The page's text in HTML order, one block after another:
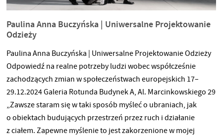
Paulina Anna Buczyńska | Uniwersalne Projektowanie
Odzieży
Paulina Anna Buczyńska | Uniwersalne Projektowanie Odzieży
Odpowiedź na realne potrzeby ludzi wobec współcześnie
zachodzących zmian w społeczeństwach europejskich 17–
29.12.2024 Galeria Rotunda Budynek A, Al. Marcinkowskiego 29
„Zawsze staram się w taki sposób myśleć o ubraniach, jak
o obiektach budujących przestrzeń przez ruch i działanie
z ciałem. Zapewne myślenie to jest zakorzenione w mojej